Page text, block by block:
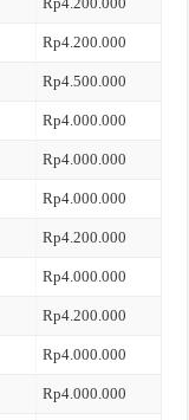
Rp4.200.000
Rp4.500.000
Rp4.000.000
Rp4.000.000
Rp4.000.000
Rp4.200.000
Rp4.000.000
Rp4.200.000
Rp4.000.000
Rp4.000.000